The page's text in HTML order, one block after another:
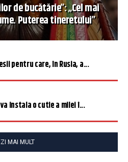
de bucătărie”: „Cel mai
Puterea tineretului”
pentru care, în Rusia, a...
instala o cutie a milei î...
MAI MULT